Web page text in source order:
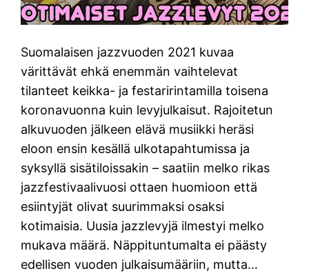
Suomalaisen jazzvuoden 2021 kuvaa
värittävät ehkä enemmän vaihtelevat
tilanteet keikka- ja festaririntamilla toisena
koronavuonna kuin levyjulkaisut. Rajoitetun
alkuvuoden jälkeen elävä musiikki heräsi
eloon ensin kesällä ulkotapahtumissa ja
syksyllä sisätiloissakin – saatiin melko rikas
jazzfestivaalivuosi ottaen huomioon että
esiintyjät olivat suurimmaksi osaksi
kotimaisia. Uusia jazzlevyjä ilmestyi melko
mukava määrä. Näppituntumalta ei päästy
edellisen vuoden julkaisumääriin, mutta…